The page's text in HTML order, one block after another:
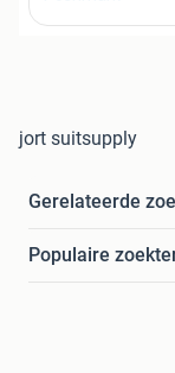
jort suitsupply
Gerelateerde
Populaire